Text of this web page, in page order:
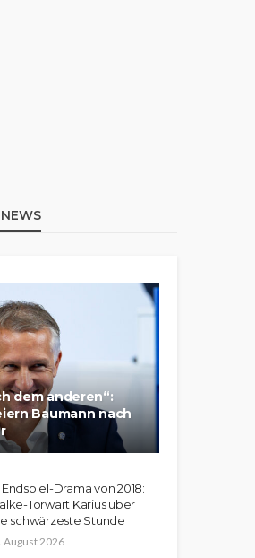
dem anderen“:
Baumann nach
Endspiel-Drama von 2018:
Torwart Karius über
schwärzeste Stunde
August 2026